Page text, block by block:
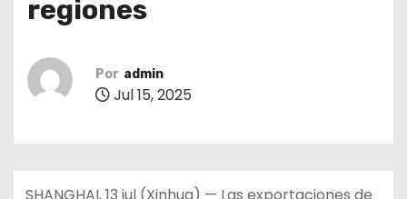
regiones
Por admin
Jul 15, 2025
SHANGHAI, 13 jul (Xinhua) — Las exportaciones de